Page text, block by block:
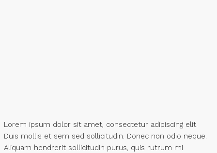
Lorem ipsum dolor sit amet, consectetur adipiscing elit.
Duis mollis et sem sed sollicitudin. Donec non odio neque.
Aliquam hendrerit sollicitudin purus, quis rutrum mi